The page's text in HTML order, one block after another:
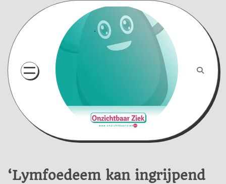
content
‘Lymfoedeem kan ingrijpend